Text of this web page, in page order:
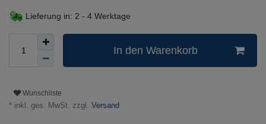
Lieferung in: 2 - 4 Werktage
In den Warenkorb
Wunschliste
* inkl. ges. MwSt. zzgl. Versand